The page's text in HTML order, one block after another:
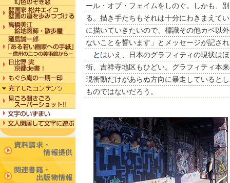
ール・オブ・フェイムをしのぐ。しかも、
る。描き手たちもそれは十分にわきまえて
に描いていきたいので、標識その他カベ以
ないことを誓います」とメッセージが記さ
と はいえ、日本のグラフィティの現状は
街、吉祥寺地区もひどい。グラフィティ本
現衝動だけがあらぬ方向に暴走していると
ものではないだろう。